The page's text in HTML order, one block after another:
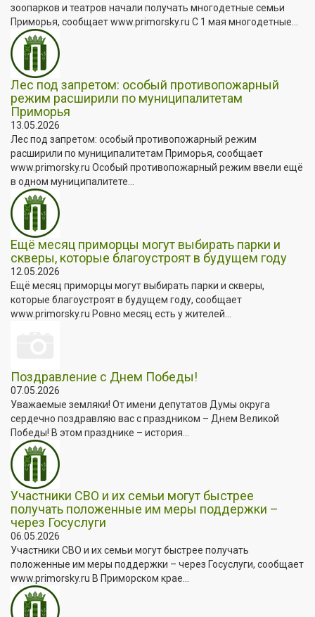
зоопарков и театров начали получать многодетные семьи
Приморья, сообщает www.primorsky.ru С 1 мая многодетные...
Лес под запретом: особый противопожарный
режим расширили по муниципалитетам
Приморья
13.05.2026
Лес под запретом: особый противопожарный режим
расширили по муниципалитетам Приморья, сообщает
www.primorsky.ru Особый противопожарный режим ввели ещё
в одном муниципалитете...
Ещё месяц приморцы могут выбирать парки и
скверы, которые благоустроят в будущем году
12.05.2026
Ещё месяц приморцы могут выбирать парки и скверы,
которые благоустроят в будущем году, сообщает
www.primorsky.ru Ровно месяц есть у жителей...
Поздравление с Днем Победы!
07.05.2026
Уважаемые земляки! От имени депутатов Думы округа
сердечно поздравляю вас с праздником – Днем Великой
Победы! В этом празднике – история...
Участники СВО и их семьи могут быстрее
получать положенные им меры поддержки –
через Госуслуги
06.05.2026
Участники СВО и их семьи могут быстрее получать
положенные им меры поддержки – через Госуслуги, сообщает
www.primorsky.ru В Приморском крае...